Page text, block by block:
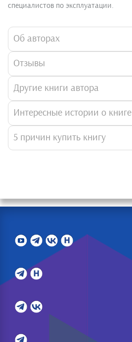
специалистов по эксплуатации.
Об авторах
Отзывы
Другие книги автора
Интересные истории о книге
5 причин купить книгу